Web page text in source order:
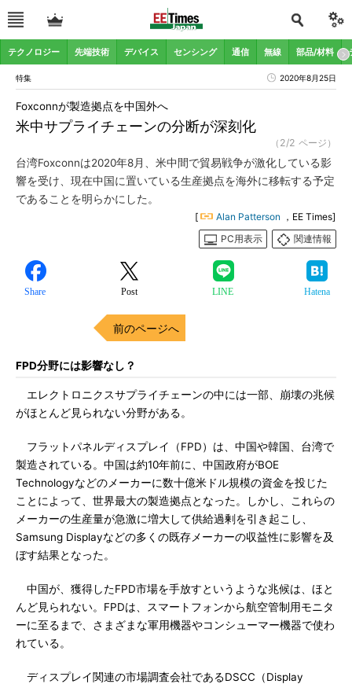
テクノロジー 先端技術 デバイス センシング 通信 無線 部品/材料
特集 2020年8月25日
米中サプライチェーンの分断が深刻化
Foxconnが製造拠点を中国外へ
（2/2 ページ）
台湾Foxconnは2020年8月、米中間で貿易戦争が激化している影
響を受け、現在中国に置いている生産拠点を海外に移転する予定
であることを明らかにした。
[ Alan Patterson ，EE Times]
PC用表示
関連情報
Share Post LINE Hatena
前のページへ
FPD分野には影響なし？
エレクトロニクスサプライチェーンの中には一部、崩壊の兆候
がほとんど見られない分野がある。
フラットパネルディスプレイ（FPD）は、中国や韓国、台湾で
製造されている。中国は約10年前に、中国政府がBOE
Technologyなどのメーカーに数十億米ドル規模の資金を投じた
ことによって、世界最大の製造拠点となった。しかし、これらの
メーカーの生産量が急激に増大して供給過剰を引き起こし、
Samsung Displayなどの多くの既存メーカーの収益性に影響を及
ぼす結果となった。
中国が、獲得したFPD市場を手放すというような兆候は、ほと
んど見られない。FPDは、スマートフォンから航空管制用モニタ
ーに至るまで、さまざまな軍用機器やコンシューマー機器で使わ
れている。
ディスプレイ関連の市場調査会社であるDSCC（Display